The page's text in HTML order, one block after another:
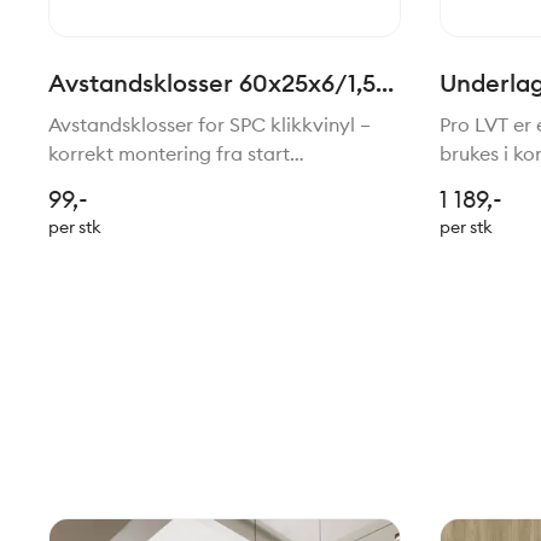
Avstandsklosser 60x25x6/1,5
mm 20 pk for SPC klikkvinyl
Avstandsklosser for SPC klikkvinyl –
korrekt montering fra start
nødvendig monteringsverktøy for
riktig legging av SPC‑gulv. Klossene
99,-
per stk
Pro LVT
brukes i
og egner
høy trafikk
1 189,-
per stk